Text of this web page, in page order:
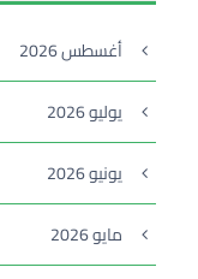
أغسطس 2026
يوليو 2026
يونيو 2026
مايو 2026